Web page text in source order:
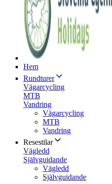
Hem
Rundturer
Vägarcycling
MTB
Vandring
Vägarcycling
MTB
Vandring
Resestilar
Vägledd
Självguidande
Vägledd
Självguidande